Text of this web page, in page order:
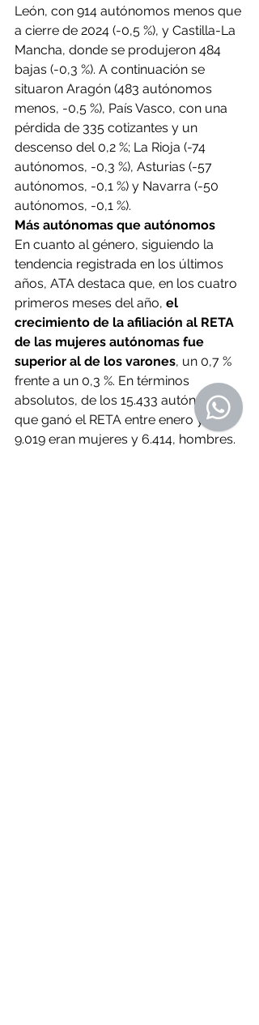
León, con 914 autónomos menos que
a cierre de 2024 (-0,5 %), y Castilla-La
Mancha, donde se produjeron 484
bajas (-0,3 %). A continuación se
situaron Aragón (483 autónomos
menos, -0,5 %), País Vasco, con una
pérdida de 335 cotizantes y un
descenso del 0,2 %; La Rioja (-74
autónomos, -0,3 %), Asturias (-57
autónomos, -0,1 %) y Navarra (-50
autónomos, -0,1 %).
Más autónomas que autónomos
En cuanto al género, siguiendo la
tendencia registrada en los últimos
años, ATA destaca que, en los cuatro
primeros meses del año, el
crecimiento de la afiliación al RETA
de las mujeres autónomas fue
superior al de los varones, un 0,7 %
frente a un 0,3 %. En términos
absolutos, de los 15.433 autónomos
que ganó el RETA entre enero y abril,
9.019 eran mujeres y 6.414, hombres.